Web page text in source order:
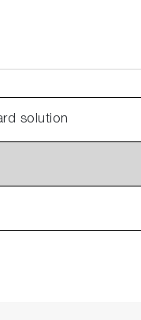
solution